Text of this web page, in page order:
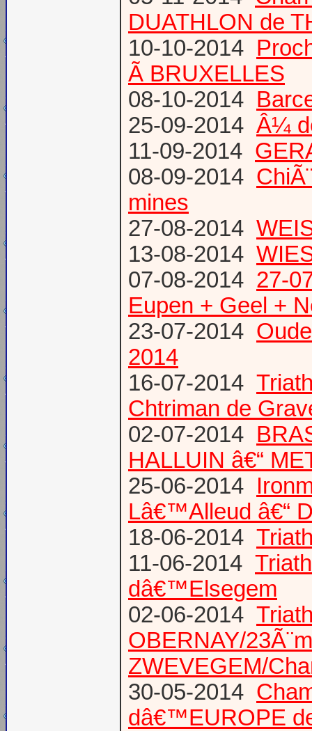
DUATHLON de
10-10-2014
Ã BRUXELLES
08-10-2014
25-09-2014 Â¼
11-09-2014
08-09-2014
mines
27-08-2014
13-08-2014
07-08-2014 27-
Eupen + Geel +
23-07-2014
2014
16-07-2014
Chtriman de
02-07-2014
HALLUIN â€“
25-06-2014
Lâ€™Alleud â€“
18-06-2014
11-06-2014
dâ€™Elsegem
02-06-2014
OBERNAY/
ZWEVEGEM/
30-05-2014
dâ€™EUROPE